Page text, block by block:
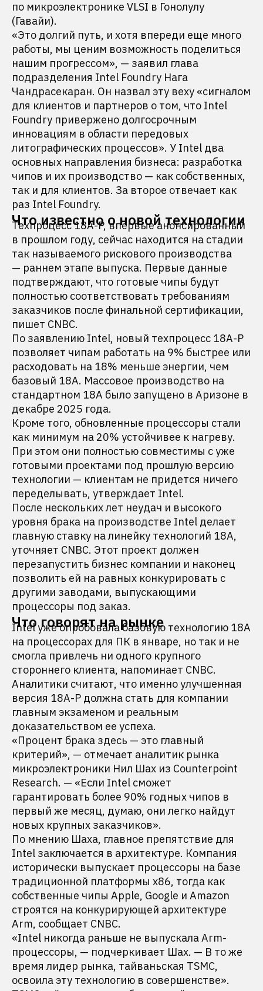
по микроэлектронике VLSI в Гонолулу
(Гавайи).
«Это долгий путь, и хотя впереди еще много
работы, мы ценим возможность поделиться
нашим прогрессом», — заявил глава
подразделения Intel Foundry Нага
Чандрасекаран. Он назвал эту веху «сигналом
для клиентов и партнеров о том, что Intel
Foundry привержено долгосрочным
инновациям в области передовых
литографических процессов». У Intel два
основных направления бизнеса: разработка
чипов и их производство — как собственных,
так и для клиентов. За второе отвечает как
раз Intel Foundry.
Что известно о новой технологии
Техпроцесс 18A-P, впервые анонсированный
в прошлом году, сейчас находится на стадии
так называемого рискового производства
— раннем этапе выпуска. Первые данные
подтверждают, что готовые чипы будут
полностью соответствовать требованиям
заказчиков после финальной сертификации,
пишет CNBC.
По заявлению Intel, новый техпроцесс 18A-P
позволяет чипам работать на 9% быстрее или
расходовать на 18% меньше энергии, чем
базовый 18A. Массовое производство на
стандартном 18A было запущено в Аризоне в
декабре 2025 года.
Кроме того, обновленные процессоры стали
как минимум на 20% устойчивее к нагреву.
При этом они полностью совместимы с уже
готовыми проектами под прошлую версию
технологии — клиентам не придется ничего
переделывать, утверждает Intel.
После нескольких лет неудач и высокого
уровня брака на производстве Intel делает
главную ставку на линейку технологий 18A,
уточняет CNBC. Этот проект должен
перезапустить бизнес компании и наконец
позволить ей на равных конкурировать с
другими заводами, выпускающими
процессоры под заказ.
Что говорят на рынке
Intel уже опробовала базовую технологию 18A
на процессорах для ПК в январе, но так и не
смогла привлечь ни одного крупного
стороннего клиента, напоминает CNBC.
Аналитики считают, что именно улучшенная
версия 18A-P должна стать для компании
главным экзаменом и реальным
доказательством ее успеха.
«Процент брака здесь — это главный
критерий», — отмечает аналитик рынка
микроэлектроники Нил Шах из Counterpoint
Research. — «Если Intel сможет
гарантировать более 90% годных чипов в
первый же месяц, думаю, они легко найдут
новых крупных заказчиков».
По мнению Шаха, главное препятствие для
Intel заключается в архитектуре. Компания
исторически выпускает процессоры на базе
традиционной платформы x86, тогда как
собственные чипы Apple, Google и Amazon
строятся на конкурирующей архитектуре
Arm, сообщает CNBC.
«Intel никогда раньше не выпускала Arm-
процессоры, — подчеркивает Шах. — В то же
время лидер рынка, тайваньская TSMC,
освоила эту технологию в совершенстве».